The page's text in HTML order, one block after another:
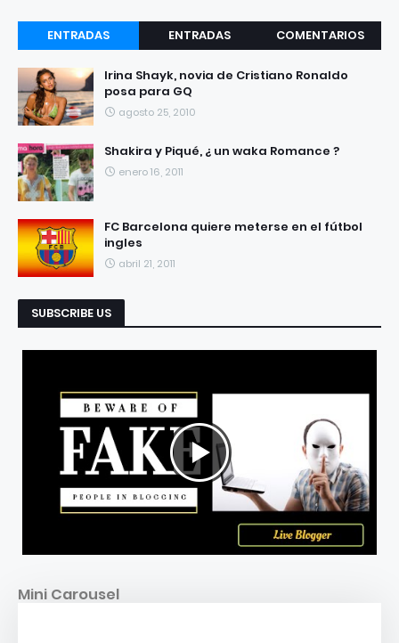
ENTRADAS
RECIENTES
ENTRADAS
COMENTARIOS
Irina Shayk, novia de Cristiano Ronaldo
posa para GQ
agosto 25, 2010
Shakira y Piqué, ¿ un waka Romance ?
enero 16, 2011
FC Barcelona quiere meterse en el fútbol
ingles
abril 21, 2011
SUBSCRIBE US
Mini Carousel